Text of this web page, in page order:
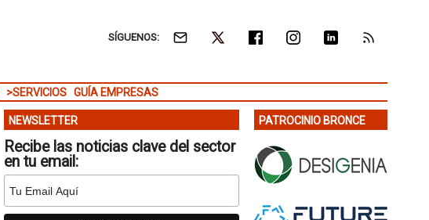
SÍGUENOS:
>SERVICIOS GUÍA EMPRESAS
NEWSLETTER
Recibe las noticias clave del sector
en tu email:
PATROCINIO BRONCE